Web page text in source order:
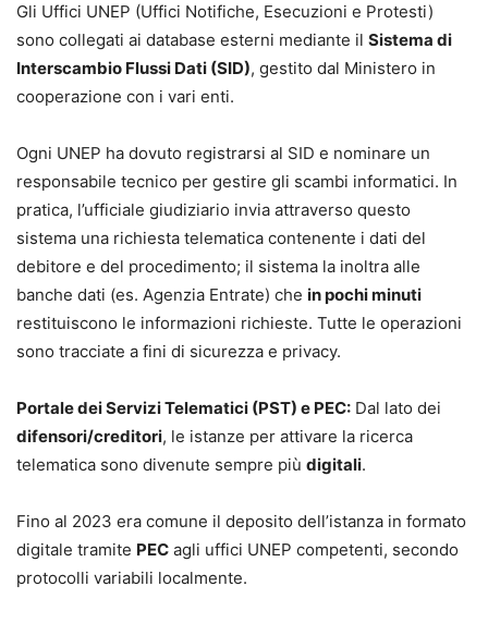
Gli Uffici UNEP (Uffici Notifiche, Esecuzioni e Protesti)
sono collegati ai database esterni mediante il Sistema di
Interscambio Flussi Dati (SID), gestito dal Ministero in
cooperazione con i vari enti.
Ogni UNEP ha dovuto registrarsi al SID e nominare un
responsabile tecnico per gestire gli scambi informatici. In
pratica, l’ufficiale giudiziario invia attraverso questo
sistema una richiesta telematica contenente i dati del
debitore e del procedimento; il sistema la inoltra alle
banche dati (es. Agenzia Entrate) che in pochi minuti
restituiscono le informazioni richieste. Tutte le operazioni
sono tracciate a fini di sicurezza e privacy.
Portale dei Servizi Telematici (PST) e PEC: Dal lato dei
difensori/creditori, le istanze per attivare la ricerca
telematica sono divenute sempre più digitali.
Fino al 2023 era comune il deposito dell’istanza in formato
digitale tramite PEC agli uffici UNEP competenti, secondo
protocolli variabili localmente.